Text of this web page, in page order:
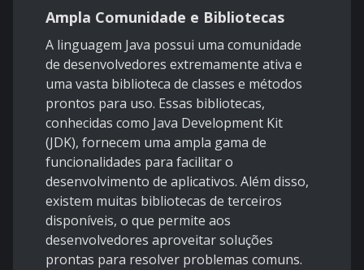
Ampla Comunidade e Bibliotecas
A linguagem Java possui uma comunidade
de desenvolvedores extremamente ativa e
uma vasta biblioteca de classes e métodos
prontos para uso. Essas bibliotecas,
conhecidas como Java Development Kit
(JDK), fornecem uma ampla gama de
funcionalidades para facilitar o
desenvolvimento de aplicativos. Além disso,
existem muitas bibliotecas de terceiros
disponíveis, o que permite aos
desenvolvedores aproveitar soluções
prontas para resolver problemas comuns.